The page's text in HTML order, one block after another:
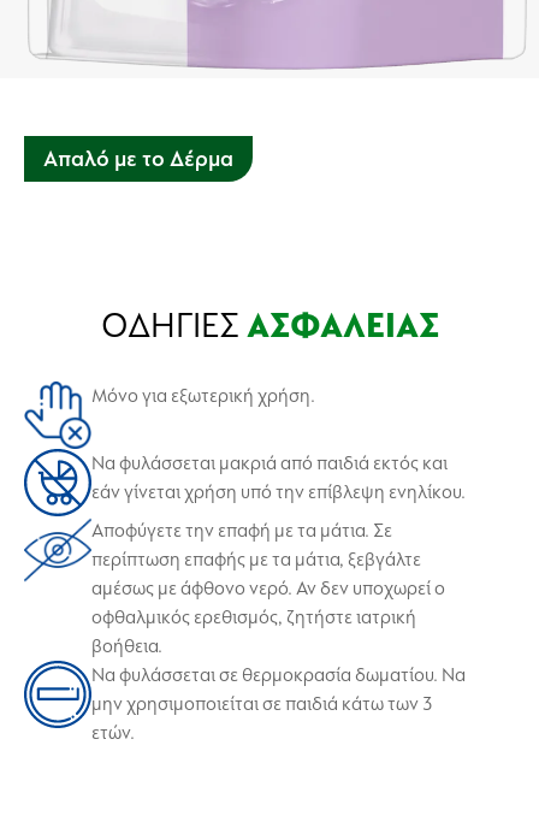
Απαλό με το Δέρμα
ΟΔΗΓΙΕΣ ΑΣΦΑΛΕΙΑΣ
Μόνο για εξωτερική χρήση.
Να φυλάσσεται μακριά από παιδιά εκτός και
εάν γίνεται χρήση υπό την επίβλεψη ενηλίκου.
Αποφύγετε την επαφή με τα μάτια. Σε
περίπτωση επαφής με τα μάτια, ξεβγάλτε
αμέσως με άφθονο νερό. Αν δεν υποχωρεί ο
οφθαλμικός ερεθισμός, ζητήστε ιατρική
βοήθεια.
Να φυλάσσεται σε θερμοκρασία δωματίου. Να
μην χρησιμοποιείται σε παιδιά κάτω των 3
ετών.